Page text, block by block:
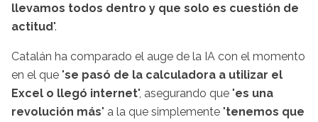
llevamos todos dentro y que solo es cuestión de
actitud".
Catalán ha comparado el auge de la IA con el momento
en el que "se pasó de la calculadora a utilizar el
Excel o llegó internet", asegurando que "es una
revolución más" a la que simplemente "tenemos que